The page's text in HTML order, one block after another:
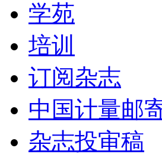
学苑
培训
订阅杂志
中国计量邮
杂志投审稿